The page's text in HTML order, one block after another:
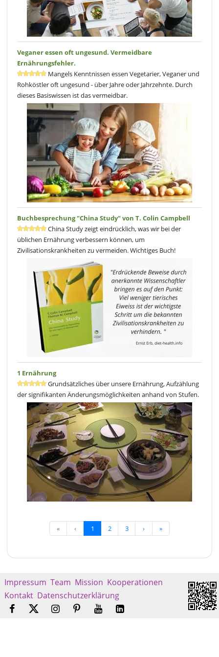
Veganer essen oft ungesund. Vermeidbare
Ernährungsfehler.
Mangels Kenntnissen essen Vegetarier, Veganer und
Rohköstler oft ungesund - über Jahre oder Jahrzehnte. Durch
dieses Basiswissen ist das vermeidbar.
Buchbesprechung "China Study" von T. Colin Campbell
China Study zeigt eindrücklich, was wir bei der
üblichen Ernährung verbessern können, um
Zivilisationskrankheiten zu vermeiden. Wichtiges Buch!
1 Ernährung
Grundsätzliches über unsere Ernährung, Aufzählung
der signifikanten Änderungsmöglichkeiten anhand von Stufen.
« ‹ 1 2 3 › »
Impressum Team Mission Kooperationen
Kontakt Datenschutzerklärung